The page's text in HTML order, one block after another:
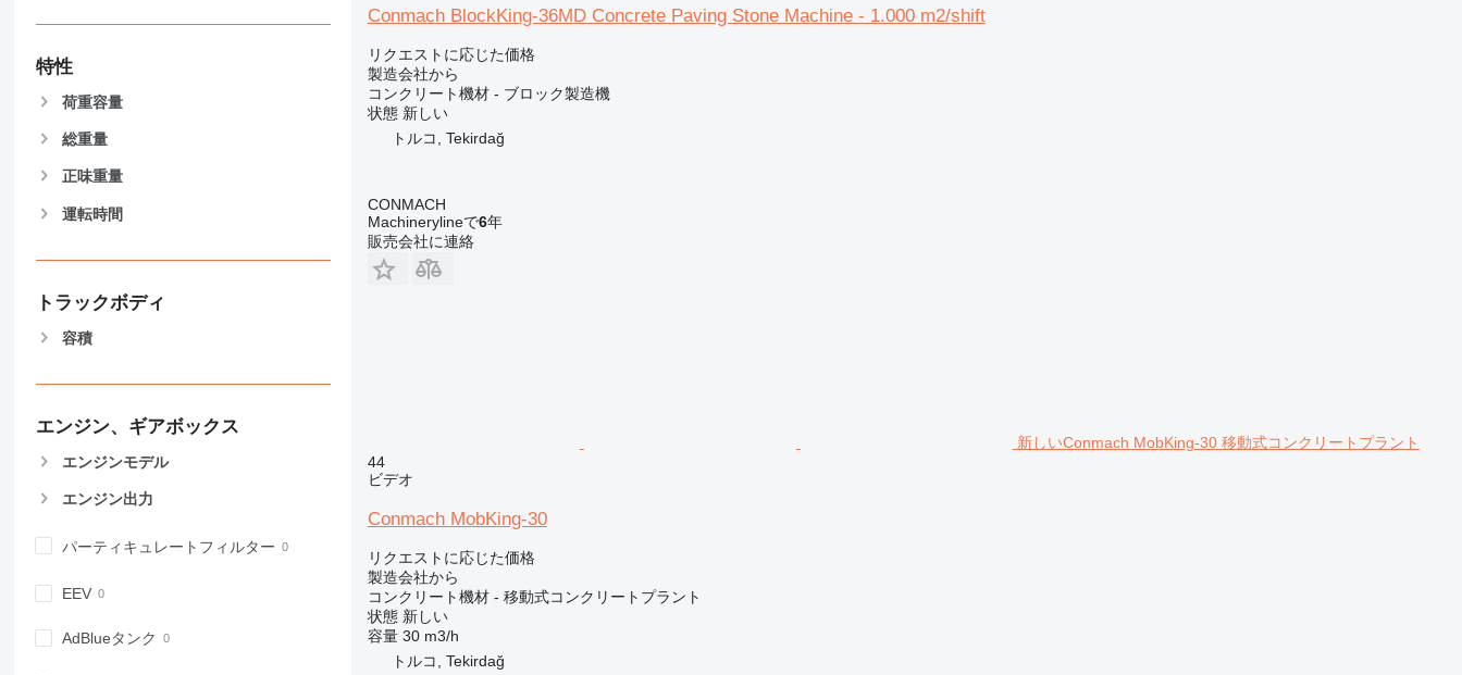
特性
荷重容量
総重量
正味重量
運転時間
トラックボディ
容積
エンジン、ギアボックス
エンジンモデル
エンジン出力
パーティキュレートフィルター
EEV
AdBlueタンク
Conmach BlockKing-36MD Concrete Paving Stone Machine - 1.000 m2/shift
リクエストに応じた価格
製造会社から
コンクリート機材 - ブロック製造機
状態新しい
トルコ, Tekirdağ
CONMACH
Machinerylineで6年
販売会社に連絡
新しいConmach MobKing-30 移動式コンクリートプラント
44
ビデオ
Conmach MobKing-30
リクエストに応じた価格
製造会社から
コンクリート機材 - 移動式コンクリートプラント
状態新しい
容量 30 m3/h
トルコ, Tekirdağ